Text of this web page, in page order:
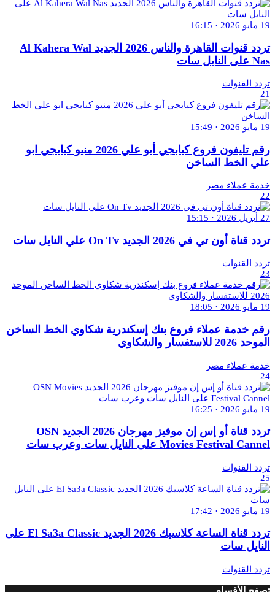
19 مايو 2026 · 16:15
تردد قنوات القاهرة والناس 2026 الجديد Al Kahera Wal
Nas على النايل سات
تردد القنوات
21
19 مايو 2026 · 15:49
رقم تليفون فروع كبابجي أبو علي 2026 منيو كبابجي ابو
علي الخط الساخن
خدمة عملاء مصر
22
27 أبريل 2026 · 15:15
تردد قناة أون تي في 2026 الجديد On Tv علي النايل سات
تردد القنوات
23
19 مايو 2026 · 18:05
رقم خدمة عملاء فروع بنك إسكندرية شكاوي الخط الساخن
الموحد 2026 للاستفسار والشكاوي
خدمة عملاء مصر
24
19 مايو 2026 · 16:25
تردد قناة أو إس إن موفيز مهرجان 2026 الجديد OSN
Movies Festival Cannel على النايل سات وعرب سات
تردد القنوات
25
19 مايو 2026 · 17:42
تردد قناة الساعة كلاسيك 2026 الجديد El Sa3a Classic على
النايل سات
تردد القنوات